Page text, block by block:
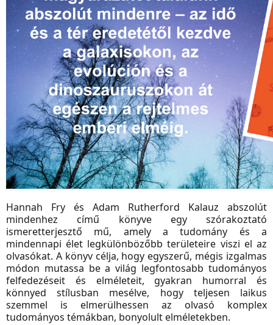
Hannah Fry és Adam Rutherford Kalauz abszolút
mindenhez
című könyve egy szórakoztató
ismeretterjesztő mű, amely a tudomány és a
mindennapi élet legkülönbözőbb területeire viszi el az
olvasókat. A könyv célja, hogy egyszerű, mégis izgalmas
módon mutassa be a világ legfontosabb tudományos
felfedezéseit és elméleteit, gyakran humorral és
könnyed stílusban mesélve, hogy teljesen laikus
szemmel is elmerülhessen az olvasó komplex
tudományos témákban, bonyolult elméletekben.